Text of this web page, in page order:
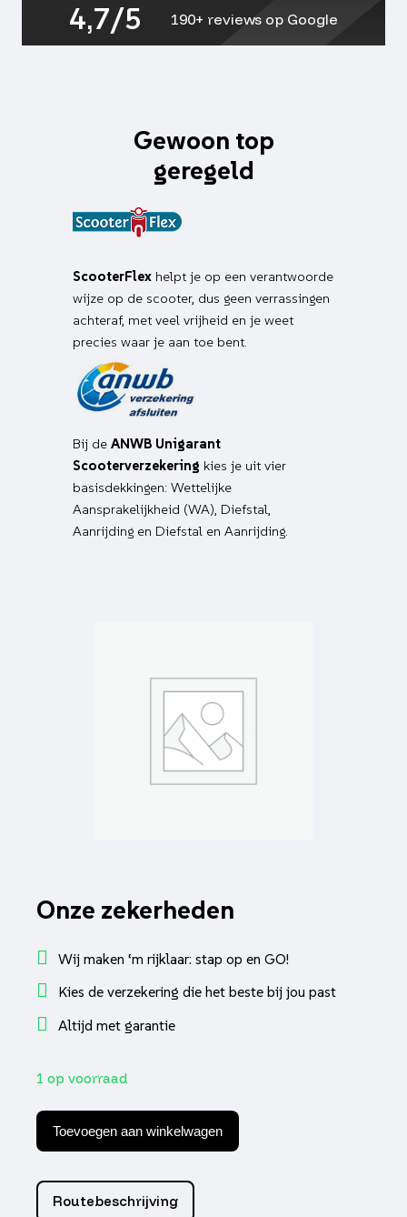
4,7/5 190+ reviews op Google
Gewoon top
geregeld
ScooterFlex helpt je op een verantwoorde
wijze op de scooter, dus geen verrassingen
achteraf, met veel vrijheid en je weet
precies waar je aan toe bent.
Bij de ANWB Unigarant
Scooterverzekering kies je uit vier
basisdekkingen: Wettelijke
Aansprakelijkheid (WA), Diefstal,
Aanrijding en Diefstal en Aanrijding.
Onze zekerheden
Wij maken ‘m rijklaar: stap op en GO!
Kies de verzekering die het beste bij jou past
Altijd met garantie
1 op voorraad
Stradale
Visor
-
Mirror
aantal
Toevoegen aan winkelwagen
Routebeschrijving